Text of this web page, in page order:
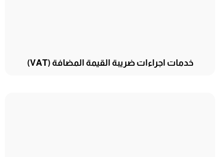
خدمات اجراءات ضريبة القيمة المضافة (VAT)